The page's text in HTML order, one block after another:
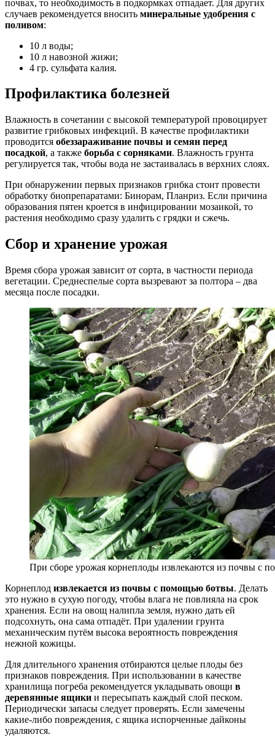
почвах, то необходимость в подкормках отпадает. Для других
случаев рекомендуется вносить минеральные удобрения с
поливом:
10 л воды;
10 л навозной жижи;
4 гр. сульфата калия.
Профилактика болезней
Влажность в сочетании с высокой температурой провоцирует
развитие грибковых инфекций. В качестве профилактики
проводится обеззараживание почвы и семян перед
посадкой, а также борьба с сорняками. Влажность грунта
регулируется так, чтобы вода не застаивалась в верхних слоях.
При обнаружении первых признаков грибка стоит провести
обработку биопрепаратами: Бинорам, Планриз. Если причина
образования пятен кроется в инфицировании мозаикой, то
растения необходимо сразу удалить с грядки и сжечь.
Сбор и хранение урожая
Время сбора урожая зависит от сорта, в частности периода
вегетации. Среднеспелые сорта вызревают за полтора – два
месяца после посадки.
При сборе урожая корнеплоды извлекаются из почвы с
Корнеплод извлекается из почвы с помощью ботвы. Делать
это нужно в сухую погоду, чтобы влага не повлияла на срок
хранения. Если на овощ налипла земля, нужно дать ей
подсохнуть, она сама отпадёт. При удалении грунта
механическим путём высока вероятность повреждения
нежной кожицы.
Для длительного хранения отбираются целые плоды без
признаков повреждения. При использовании в качестве
хранилища погреба рекомендуется укладывать овощи в
деревянные ящики и пересыпать каждый слой песком.
Периодически запасы следует проверять. Если замечены
какие-либо повреждения, с ящика испорченные дайконы
удаляются.